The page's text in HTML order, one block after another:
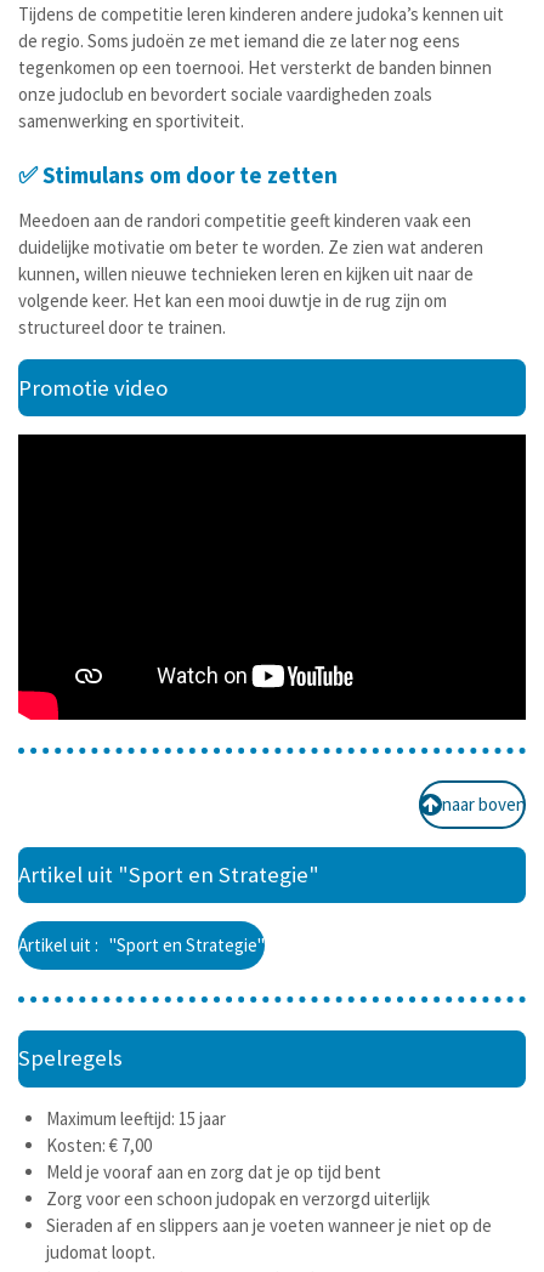
Tijdens de competitie leren kinderen andere judoka’s kennen uit
de regio. Soms judoën ze met iemand die ze later nog eens
tegenkomen op een toernooi. Het versterkt de banden binnen
onze judoclub en bevordert sociale vaardigheden zoals
samenwerking en sportiviteit.
✅ Stimulans om door te zetten
Meedoen aan de randori competitie geeft kinderen vaak een
duidelijke motivatie om beter te worden. Ze zien wat anderen
kunnen, willen nieuwe technieken leren en kijken uit naar de
volgende keer. Het kan een mooi duwtje in de rug zijn om
structureel door te trainen.
Promotie video
naar boven
Artikel uit "Sport en Strategie"
Artikel uit : "Sport en Strategie"
Spelregels
Maximum leeftijd: 15 jaar
Kosten: € 7,00
Meld je vooraf aan en zorg dat je op tijd bent
Zorg voor een schoon judopak en verzorgd uiterlijk
Sieraden af en slippers aan je voeten wanneer je niet op de
judomat loopt.